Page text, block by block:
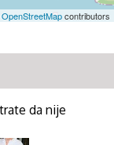
OpenStreetMapcontributors
da nije